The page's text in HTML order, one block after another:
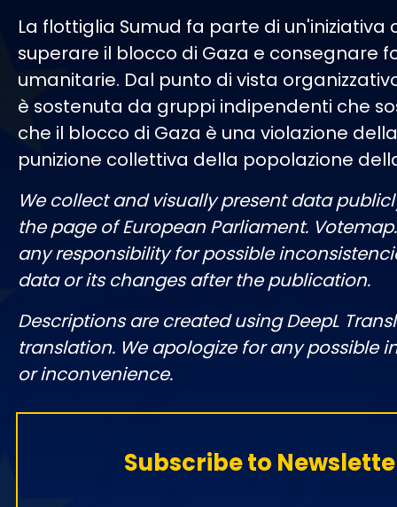
La flottiglia Sumud fa parte di un'iniziativa
superare il blocco di Gaza e consegnare
umanitarie. Dal punto di vista
è sostenuta da gruppi indipendenti che
che il blocco di Gaza è una violazione
punizione collettiva della popolazione
We collect and visually present data
the page of European Parliament.
any responsibility for possible
data or its changes after the publication.
Descriptions are created using DeepL
translation. We apologize for any possible
or inconvenience.
Subscribe to